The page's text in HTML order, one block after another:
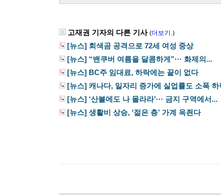
고재권 기자의 다른 기사 (더보기.)
[뉴스] 회색곰 공격으로 72세 여성 중상
[뉴스] “밴쿠버 여름을 달콤하게”··· 화제의...
[뉴스] BC주 임대료, 하락에는 끝이 없다
[뉴스] 캐나다, 일자리 증가에 실업률도 소폭 하
[뉴스] ‘산불에도 나 몰라라’··· 금지 구역에서...
[뉴스] 생활비 상승, ‘젊은 층’ 가계 옥죈다